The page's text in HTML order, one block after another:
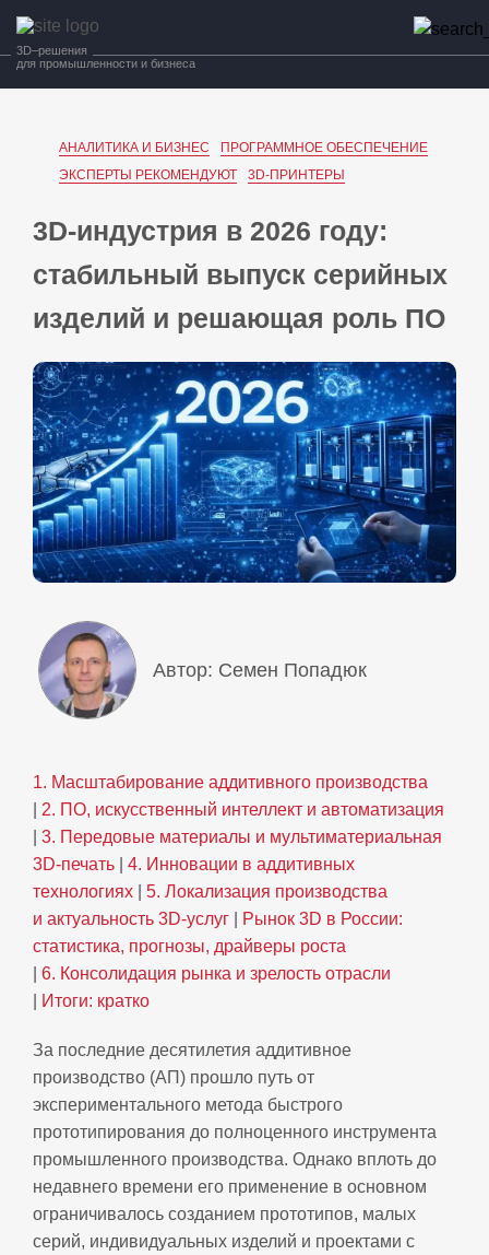
3D–решения
для промышленности и бизнеса
АНАЛИТИКА И БИЗНЕС
ПРОГРАММНОЕ ОБЕСПЕЧЕНИЕ
ЭКСПЕРТЫ РЕКОМЕНДУЮТ
3D-ПРИНТЕРЫ
3D‑индустрия в 2026 году:
стабильный выпуск серийных
изделий и решающая роль ПО
Автор: Семен Попадюк
1. Масштабирование аддитивного производства
2. ПО, искусственный интеллект и автоматизация
3. Передовые материалы и мультиматериальная
3D‑печать
4. Инновации в аддитивных
технологиях
5. Локализация производства
и актуальность 3D‑услуг
Рынок 3D в России:
статистика, прогнозы, драйверы роста
6. Консолидация рынка и зрелость отрасли
Итоги: кратко
За последние десятилетия аддитивное
производство (АП) прошло путь от
экспериментального метода быстрого
прототипирования до полноценного инструмента
промышленного производства. Однако вплоть до
недавнего времени его применение в основном
ограничивалось созданием прототипов, малых
серий, индивидуальных изделий и проектами с